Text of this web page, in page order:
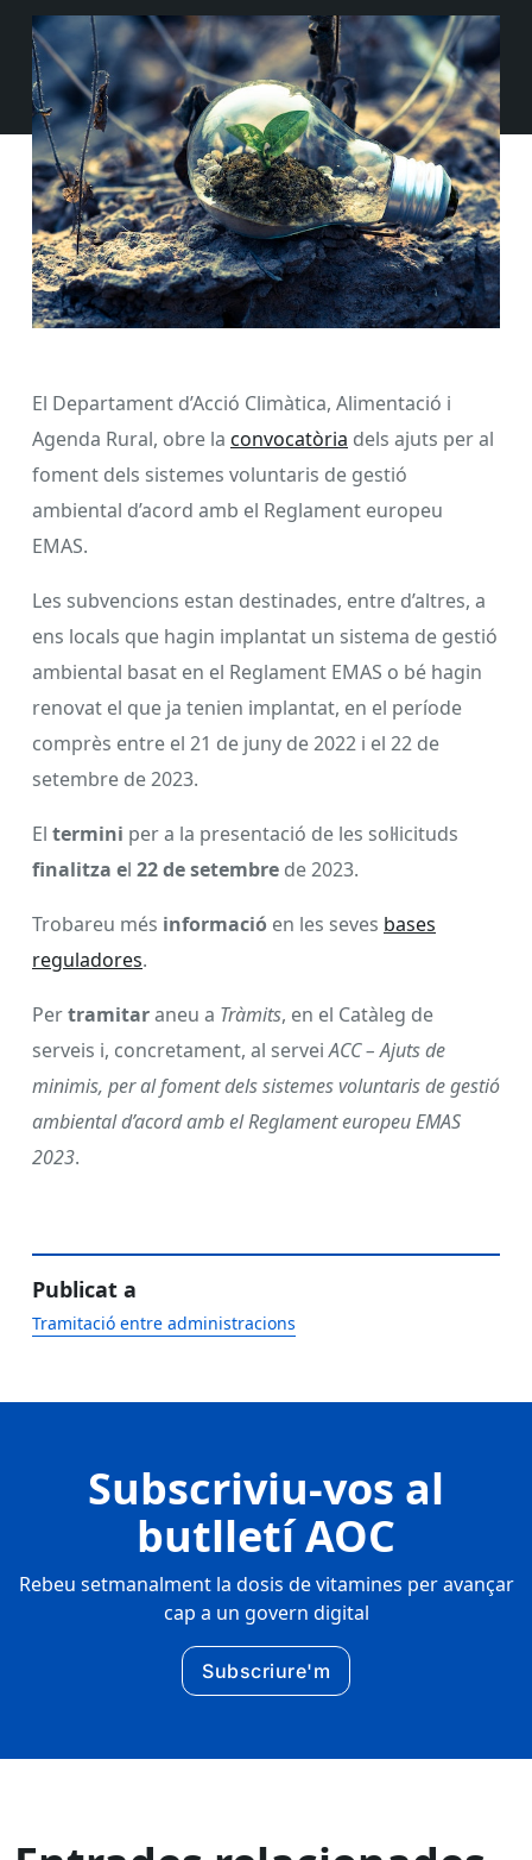
El Departament d’Acció Climàtica, Alimentació i
Agenda Rural, obre la convocatòria dels ajuts per al
foment dels sistemes voluntaris de gestió
ambiental d’acord amb el Reglament europeu
EMAS.
Les subvencions estan destinades, entre d’altres, a
ens locals que hagin implantat un sistema de gestió
ambiental basat en el Reglament EMAS o bé hagin
renovat el que ja tenien implantat, en el període
comprès entre el 21 de juny de 2022 i el 22 de
setembre de 2023.
El termini per a la presentació de les sol·licituds
finalitza el 22 de setembre de 2023.
Trobareu més informació en les seves bases
reguladores.
Pertramitaraneu a Tràmits, en el Catàleg de
serveis i, concretament, al serveiACC – Ajuts de
minimis, per al foment dels sistemes voluntaris de gestió
ambiental d’acord amb el Reglament europeu EMAS
2023.
Publicat a
Tramitació entre administracions
Subscriviu-vos al
butlletí AOC
Rebeu setmanalment la dosis de vitamines per avançar
cap a un govern digital
Subscriure'm